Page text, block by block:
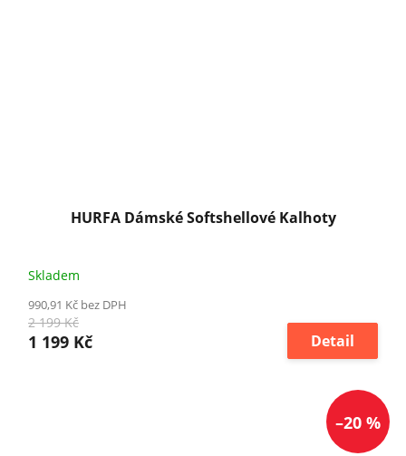
HURFA Dámské Softshellové Kalhoty
Skladem
990,91 Kč bez DPH
2 199 Kč
1 199 Kč Detail
–20 %